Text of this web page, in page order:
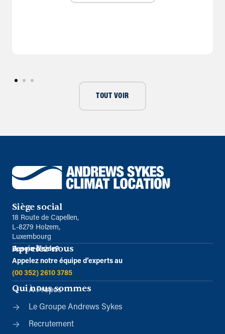
TOUT VOIR
Siège social
18 Route de Capellen,
L-8279 Holzem,
Luxembourg
Appelez-nous
Besoin d’aide?
Appelez notre équipe d’experts au
(00 352) 2610 3785
Qui nous sommes
À Propos
Le Groupe Andrews Sykes
Recrutement